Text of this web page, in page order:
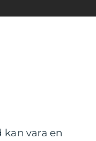
vara en